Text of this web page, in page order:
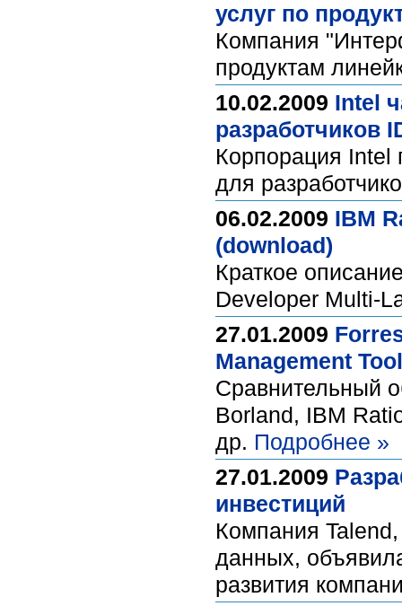
услуг по
Компания
продуктам
10.02.2009 Intel
разработчиков
Корпорация Intel
для
06.02.2009 IBM
(download)
Краткое
Developer Multi-
27.01.2009
Management
Сравнительный
Borland, IBM
др. Подробнее »
27.01.2009
инвестиций
Компания
данных,
развития